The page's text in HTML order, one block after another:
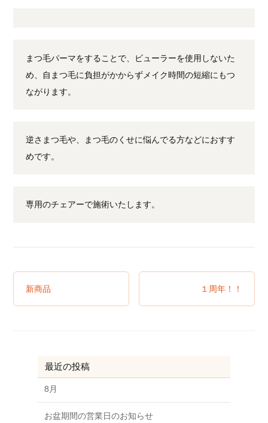
まつ毛パーマをすることで、ビューラーを使用しないた
め、自まつ毛に負担がかからずメイク時間の短縮にもつ
ながります。
逆さまつ毛や、まつ毛のくせに悩んでる方などにおすす
めです。
専用のチェアーで施術いたします。
新商品 １周年！！
最近の投稿
8月
お盆期間の営業日のお知らせ